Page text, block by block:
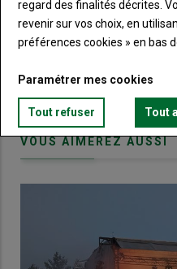
BodyChoisissez votre
compte pour
Lien Créez
VOUS AIMEREZ AUSSI
regard des finalités décrites.
revenir sur vos choix, en
préférences cookies » en bas
Paramétrer mes cookies
Tout refuser Tout